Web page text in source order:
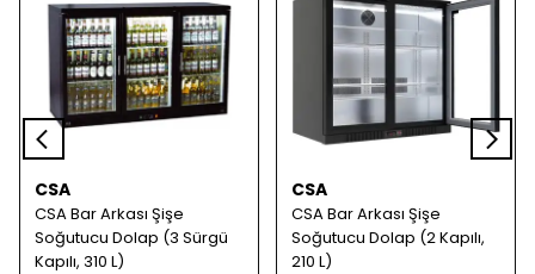
CSA
CSA Bar Arkası Şişe
Soğutucu Dolap (3 Sürgü
Kapılı, 310 L)
CSA
CSA Bar Arkası Şişe
Soğutucu Dolap (2 Kapılı,
210 L)